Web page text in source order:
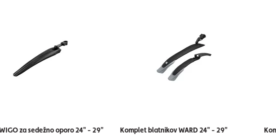
za sedežno oporo 24" - 29"
Komplet blatnikov WARD 24" - 29"